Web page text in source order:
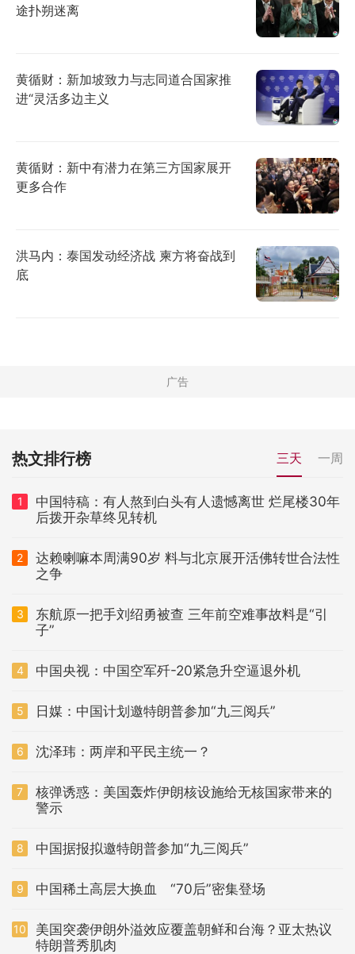
途扑朔迷离
黄循财：新加坡致力与志同道合国家推
进“灵活多边主义
黄循财：新中有潜力在第三方国家展开
更多合作
洪马内：泰国发动经济战 柬方将奋战到
底
热文排行榜 三天 一周
1
中国特稿：有人熬到白头有人遗憾离世 烂尾楼30年
后拨开杂草终见转机
2
达赖喇嘛本周满90岁 料与北京展开活佛转世合法性
之争
3
东航原一把手刘绍勇被查 三年前空难事故料是“引
子”
4 中国央视：中国空军歼-20紧急升空逼退外机
5 日媒：中国计划邀特朗普参加“九三阅兵”
6 沈泽玮：两岸和平民主统一？
7
核弹诱惑：美国轰炸伊朗核设施给无核国家带来的
警示
8 中国据报拟邀特朗普参加“九三阅兵”
9 中国稀土高层大换血 “70后”密集登场
10
美国突袭伊朗外溢效应覆盖朝鲜和台海？亚太热议
特朗普秀肌肉